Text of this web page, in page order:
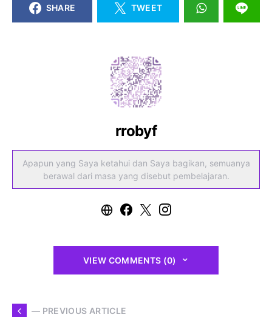
SHARE TWEET
rrobyf
Apapun yang Saya ketahui dan Saya bagikan, semuanya
berawal dari masa yang disebut pembelajaran.
VIEW COMMENTS (0)
— PREVIOUS ARTICLE